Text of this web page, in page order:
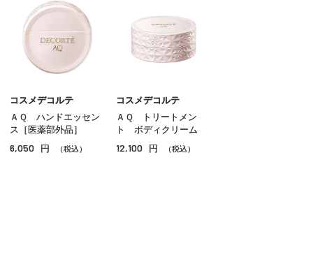
コスメデコルテ
ＡＱ ハンドエッセン
ス［医薬部外品］
6,050 円 （税込）
コスメデコルテ
ＡＱ トリートメン
ト ボディクリーム
12,100 円 （税込）